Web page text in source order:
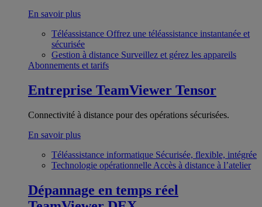
En savoir plus
Téléassistance Offrez une téléassistance instantanée et
sécurisée
Gestion à distance Surveillez et gérez les appareils
Abonnements et tarifs
Entreprise TeamViewer Tensor
Connectivité à distance pour des opérations sécurisées.
En savoir plus
Téléassistance informatique Sécurisée, flexible, intégrée
Technologie opérationnelle Accès à distance à l’atelier
Dépannage en temps réel